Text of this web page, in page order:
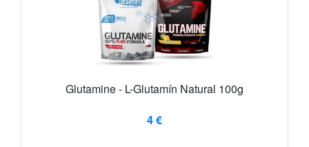
Glutamine - L-Glutamín Natural 100g
4 €